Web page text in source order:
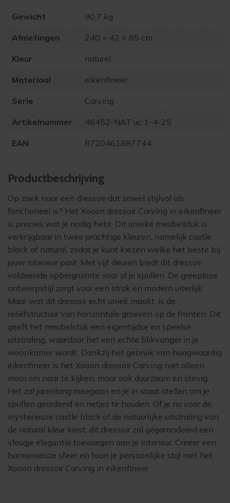
Gewicht 90,7 kg
Afmetingen 240 × 42 × 85 cm
Kleur naturel
Materiaal eikenfineer
Serie Carving
Artikelnummer 46452-NAT uc 1-4-25
EAN 8720461887744
Product­beschrijving
Op zoek naar een dressoir dat zowel stijlvol als
functioneel is? Het Xooon dressoir Carving in eikenfineer
is precies wat je nodig hebt. Dit unieke meubelstuk is
verkrijgbaar in twee prachtige kleuren, namelijk castle
black of natural, zodat je kunt kiezen welke het beste bij
jouw interieur past. Met vijf deuren biedt dit dressoir
voldoende opbergruimte voor al je spullen. De greeploze
ontwerpstijl zorgt voor een strak en modern uiterlijk.
Maar wat dit dressoir echt uniek maakt, is de
reliëfstructuur van horizontale groeven op de fronten. Dit
geeft het meubelstuk een eigentijdse en speelse
uitstraling, waardoor het een echte blikvanger in je
woonkamer wordt. Dankzij het gebruik van hoogwaardig
eikenfineer is het Xooon dressoir Carving niet alleen
mooi om naar te kijken, maar ook duurzaam en stevig.
Het zal jarenlang meegaan en je in staat stellen om je
spullen geordend en netjes te houden. Of je nu voor de
mysterieuze castle black of de natuurlijke uitstraling van
de natural kleur kiest, dit dressoir zal gegarandeerd een
vleugje elegantie toevoegen aan je interieur. Creëer een
harmonieuze sfeer en toon je persoonlijke stijl met het
Xooon dressoir Carving in eikenfineer.